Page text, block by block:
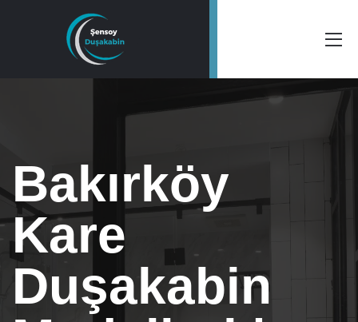
Bakırköy
Kare
Duşakabin